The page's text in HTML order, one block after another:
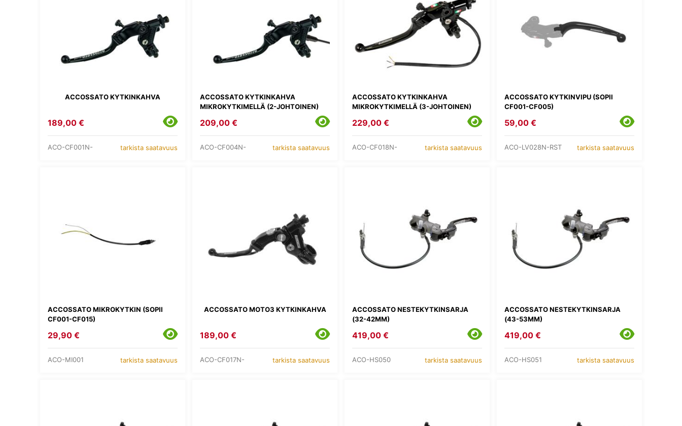
ACCOSSATO KYTKINKAHVA
189,00 €
ACO-CF001N- tarkista saatavuus
ACCOSSATO KYTKINKAHVA
MIKROKYTKIMELLÄ (2-JOHTOINEN)
209,00 €
ACO-CF004N- tarkista saatavuus
ACCOSSATO KYTKINKAHVA
MIKROKYTKIMELLÄ (3-JOHTOINEN)
229,00 €
ACO-CF018N- tarkista saatavuus
ACCOSSATO KYTKINVIPU (SOPII
CF001-CF005)
59,00 €
ACO-LV028N-RST tarkista saatavuus
ACCOSSATO MIKROKYTKIN (SOPII
CF001-CF015)
29,90 €
ACO-MI001 tarkista saatavuus
ACCOSSATO MOTO3 KYTKINKAHVA
189,00 €
ACO-CF017N- tarkista saatavuus
ACCOSSATO NESTEKYTKINSARJA
(32-42MM)
419,00 €
ACO-HS050 tarkista saatavuus
ACCOSSATO NESTEKYTKINSARJA
(43-53MM)
419,00 €
ACO-HS051 tarkista saatavuus